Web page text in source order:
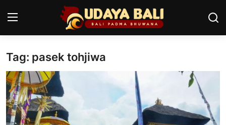
Home
Pura
Desa Adat
Tag: pasek tohjiwa